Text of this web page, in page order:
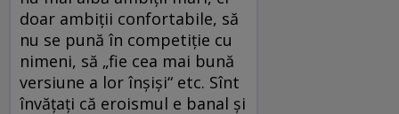
doar ambiții confortabile, să
nu se pună în competiție cu
nimeni, să „fie cea mai bună
versiune a lor înșiși“ etc. Sînt
învățați că eroismul e banal și